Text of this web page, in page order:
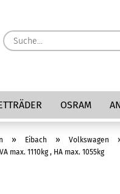
OSRAM
» Eibach » Volkswagen
max. 1110kg , HA max. 1055kg